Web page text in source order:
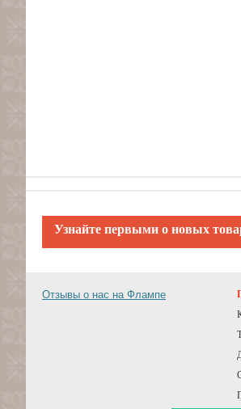
Узнайте первыми о новых
Отзывы о нас на Флампе